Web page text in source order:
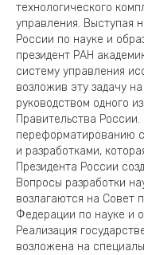
технологического
управления. Выступая
России по науке и
президент РАН
систему управления
возложив эту задачу
руководством одного
Правительства
переформатированию
и разработками,
Президента России
Вопросы разработки
возлагаются на Совет
Федерации по науке и
Реализация
возложена на